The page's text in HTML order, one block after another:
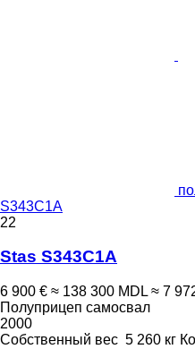
S343C1A
22
Stas S343C1A
6 900 € ≈ 138 300 MDL ≈ 7
Полуприцеп самосвал
2000
Собственный вес 5 260 кг